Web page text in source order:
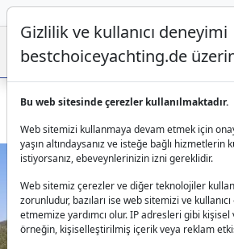
Bodrum’da Quatros yatı ile zarif bir mavi
Gizlilik ve kullanıcı deneyimi
bestchoiceyachting.de
Bu web sitesinde çerezler kullanılmaktadır.
Web sitemizi kullanmaya devam etmek için
yaşın altındaysanız ve isteğe bağlı hizmetlerin
istiyorsanız, ebeveynlerinizin izni gereklidir.
Web sitemiz çerezler ve diğer teknolojiler
zorunludur, bazıları ise web sitemizi ve
etmemize yardımcı olur. IP adresleri gibi
örneğin, kişiselleştirilmiş içerik veya reklam